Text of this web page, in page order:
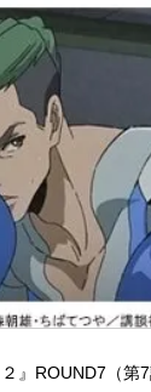
』ROUND7（第